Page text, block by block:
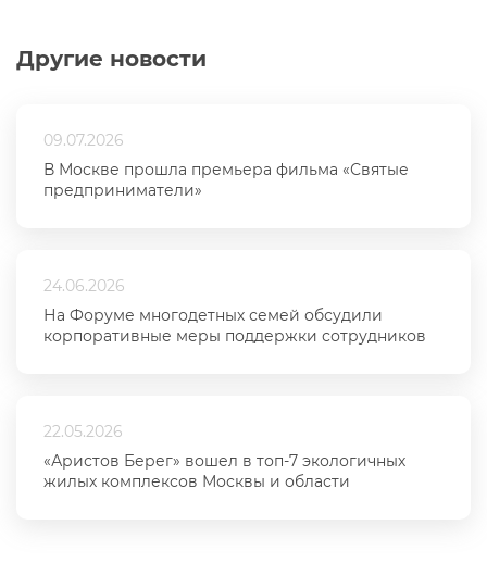
Другие новости
09.07.2026
В Москве прошла премьера фильма «Святые
предприниматели»
24.06.2026
На Форуме многодетных семей обсудили
корпоративные меры поддержки сотрудников
22.05.2026
«Аристов Берег» вошел в топ-7 экологичных
жилых комплексов Москвы и области